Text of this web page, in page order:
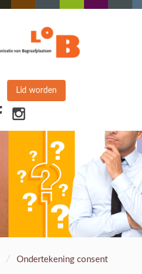
Lid worden
/ Ondertekening consent